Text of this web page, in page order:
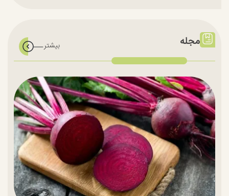
مجله